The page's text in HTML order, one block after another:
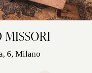
MISSORI
6, Milano